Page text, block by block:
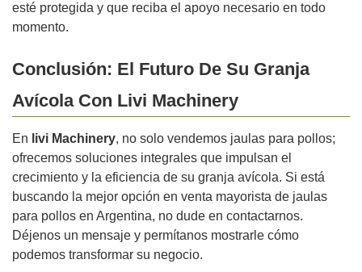
esté protegida y que reciba el apoyo necesario en todo
momento.
Conclusión: El Futuro De Su Granja
Avícola Con Livi Machinery
En livi Machinery, no solo vendemos jaulas para pollos;
ofrecemos soluciones integrales que impulsan el
crecimiento y la eficiencia de su granja avícola. Si está
buscando la mejor opción en venta mayorista de jaulas
para pollos en Argentina, no dude en contactarnos.
Déjenos un mensaje y permítanos mostrarle cómo
podemos transformar su negocio.